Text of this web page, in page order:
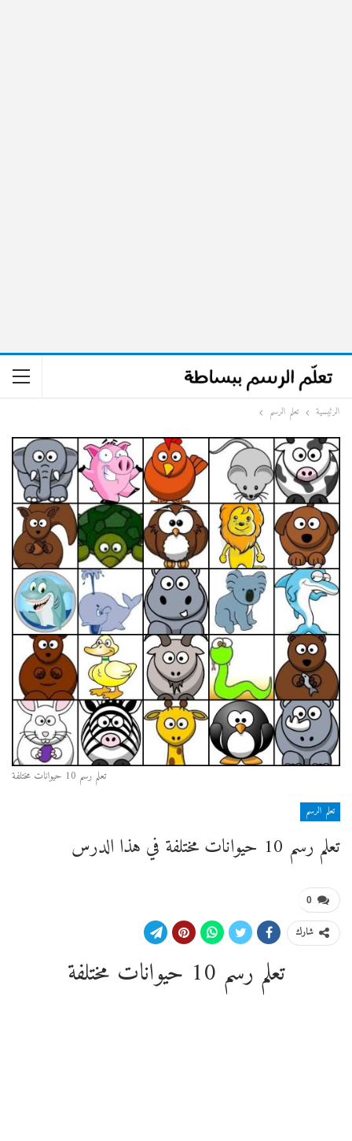
الرئيسية تعلم الرسم
تعلم رسم 10 حيوانات مختلفة
تعلم الرسم
تعلم رسم 10 حيوانات مختلفة في هذا الدرس
0
شارك
تعلم رسم 10 حيوانات مختلفة